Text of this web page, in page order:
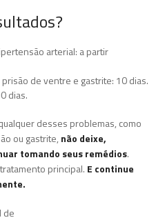
arterial: a partir
de ventre e gastrite: 10 dias.
dias.
desses problemas, como
ou gastrite, não deixe,
tomando seus remédios.
principal. E continue
de